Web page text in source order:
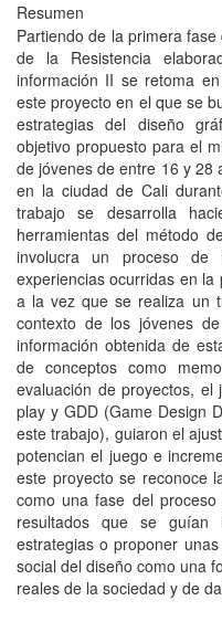
Resumen
Partiendo de la primera
de la Resistencia
información II se retoma
este proyecto en el que se
estrategias del diseño
objetivo propuesto para el
de jóvenes de entre 16 y 28
en la ciudad de Cali
trabajo se desarrolla
herramientas del método
involucra un proceso de
experiencias ocurridas en
a la vez que se realiza un
contexto de los jóvenes
información obtenida de
de conceptos como
evaluación de proyectos, el
play y GDD (Game Design
este trabajo), guiaron el
potencian el juego e
este proyecto se reconoce
como una fase del
resultados que se
estrategias o proponer
social del diseño como una
reales de la sociedad y de